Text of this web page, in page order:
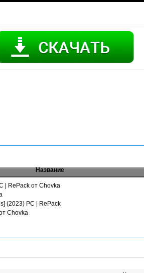
Название
| RePack от Chovka
(2023) PC | RePack
Chovka